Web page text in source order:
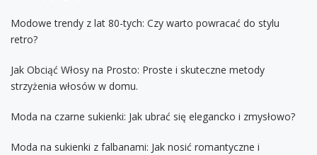
Modowe trendy z lat 80-tych: Czy warto powracać do stylu
retro?
Jak Obciąć Włosy na Prosto: Proste i skuteczne metody
strzyżenia włosów w domu.
Moda na czarne sukienki: Jak ubrać się elegancko i zmysłowo?
Moda na sukienki z falbanami: Jak nosić romantyczne i